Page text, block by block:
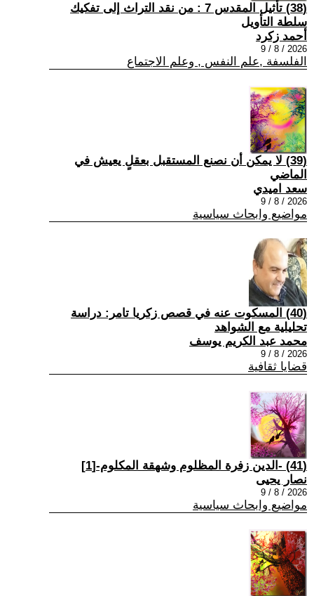
(38) تأثيل المقدس 7 : من نقد التراث إلى تفكيك
سلطة التأويل
أحمد زكرد
2026 / 8 / 9
الفلسفة ,علم النفس , وعلم الاجتماع
(39) لا يمكن أن نصنع المستقبل بعقلٍ يعيش في
الماضي
سعد اميدي
2026 / 8 / 9
مواضيع وابحاث سياسية
(40) المسكوت عنه في قصص زكريا تامر: دراسة
تحليلية مع الشواهد
محمد عبد الكريم يوسف
2026 / 8 / 9
قضايا ثقافية
(41) -الدين زفرة المظلوم وشهقة المكلوم-[1]
نصار يحيى
2026 / 8 / 9
مواضيع وابحاث سياسية